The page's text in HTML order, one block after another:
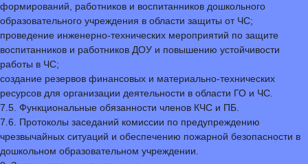
формирований, работников и воспитанников дошкольного
образовательного учреждения в области защиты от ЧС;
проведение инженерно-технических мероприятий по защите
воспитанников и работников ДОУ и повышению устойчивости
работы в ЧС;
создание резервов финансовых и материально-технических
ресурсов для организации деятельности в области ГО и ЧС.
7.5. Функциональные обязанности членов КЧС и ПБ.
7.6. Протоколы заседаний комиссии по предупреждению
чрезвычайных ситуаций и обеспечению пожарной безопасности в
дошкольном образовательном учреждении.